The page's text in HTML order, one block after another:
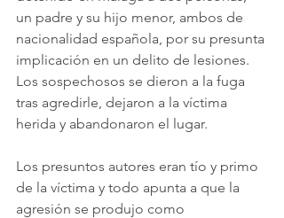
un padre y su hijo menor, ambos de
nacionalidad española, por su presunta
implicación en un delito de lesiones.
Los sospechosos se dieron a la fuga
tras agredirle, dejaron a la víctima
herida y abandonaron el lugar.
Los presuntos autores eran tío y primo
de la víctima y todo apunta a que la
agresión se produjo como